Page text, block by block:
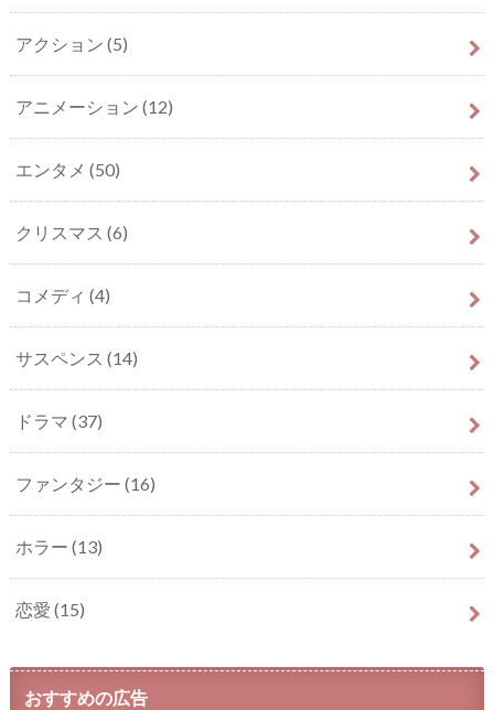
アクション (5)
アニメーション (12)
エンタメ (50)
クリスマス (6)
コメディ (4)
サスペンス (14)
ドラマ (37)
ファンタジー (16)
ホラー (13)
恋愛 (15)
おすすめの広告